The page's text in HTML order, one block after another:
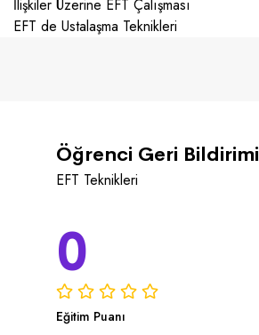
İlişkiler Üzerine EFT Çalışması
EFT de Ustalaşma Teknikleri
Öğrenci Geri Bildirimi
EFT Teknikleri
0
Eğitim Puanı